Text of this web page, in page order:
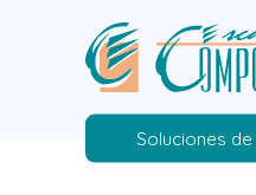
Soluciones